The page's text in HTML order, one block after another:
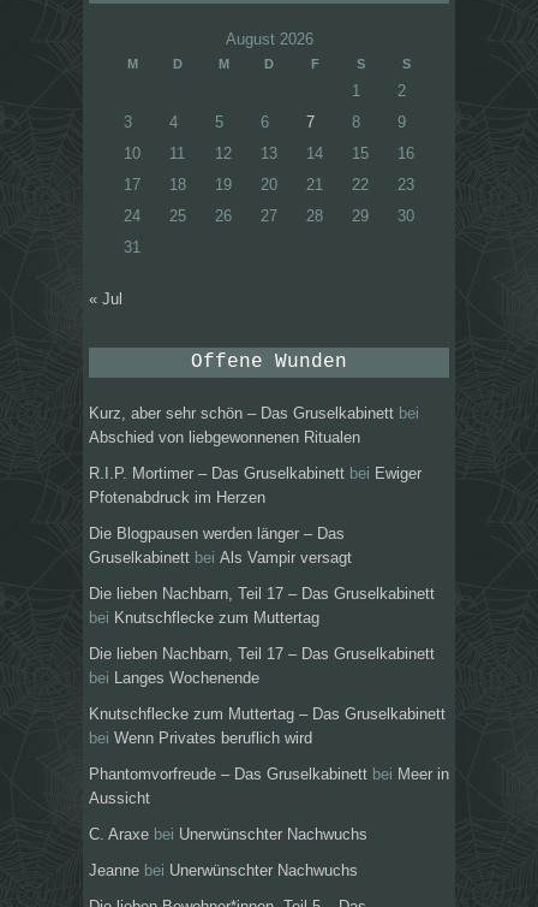
August 2026
M D M D F S S
1
2
3
4 5 6 7 8
9
10
11 12 13 14 15
16
17
18 19 20 21 22
23
24
25 26 27 28 29
30
31
« Jul
Offene Wunden
Kurz, aber sehr schön – Das Gruselkabinett bei
Abschied von liebgewonnenen Ritualen
R.I.P. Mortimer – Das Gruselkabinett bei Ewiger
Pfotenabdruck im Herzen
Die Blogpausen werden länger – Das
Gruselkabinett bei Als Vampir versagt
Die lieben Nachbarn, Teil 17 – Das Gruselkabinett
bei Knutschflecke zum Muttertag
Die lieben Nachbarn, Teil 17 – Das Gruselkabinett
bei
Langes Wochenende
Knutschflecke zum Muttertag – Das Gruselkabinett
bei Wenn Privates beruflich wird
Phantomvorfreude – Das Gruselkabinett bei Meer in
Aussicht
C. Araxe bei Unerwünschter Nachwuchs
Jeanne bei Unerwünschter Nachwuchs